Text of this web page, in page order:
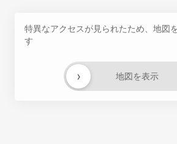
特異なアクセスが見られたため、地図
す
地図を表示
›